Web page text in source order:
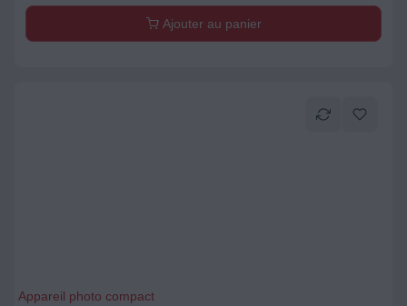
Ajouter au panier
Appareil photo compact